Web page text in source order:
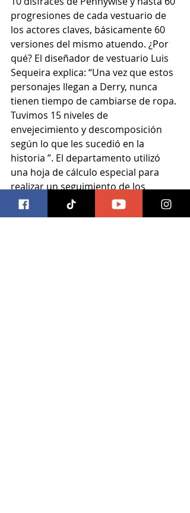
progresiones de cada vestuario de
los actores claves, básicamente 60
versiones del mismo atuendo. ¿Por
qué? El diseñador de vestuario Luis
Sequeira explica: “Una vez que estos
personajes llegan a Derry, nunca
tienen tiempo de cambiarse de ropa.
Tuvimos 15 niveles de
envejecimiento y descomposición
según lo que les sucedió en la
historia ”. El departamento utilizó
una hoja de cálculo especial para
realizar un seguimiento de los
innumerables disfraces.